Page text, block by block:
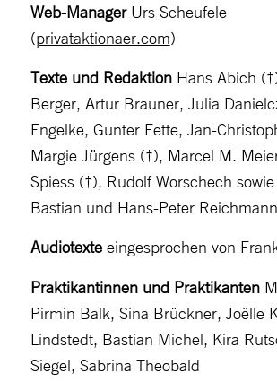
Web-ManagerUrs Scheufele
(privataktionaer.com)
Texte und RedaktionHans Abich
Berger, Artur Brauner, Julia
Engelke, Gunter Fette, Jan-
Margie Jürgens (†), Marcel M.
Spiess (†), Rudolf Worschech
Bastian und Hans-Peter Reichmann
Audiotexte eingesprochen von
Praktikantinnen und Praktikanten
Pirmin Balk, Sina Brückner, Joëlle
Lindstedt, Bastian Michel, Kira
Siegel, Sabrina Theobald